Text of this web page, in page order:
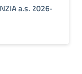
a.s. 2026-